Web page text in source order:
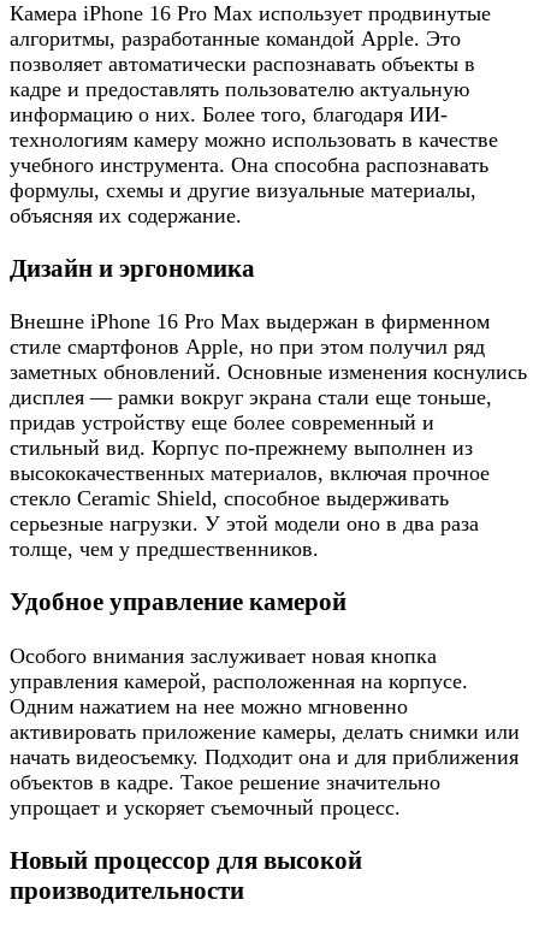
Камера iPhone 16 Pro Max использует продвинутые
алгоритмы, разработанные командой Apple. Это
позволяет автоматически распознавать объекты в
кадре и предоставлять пользователю актуальную
информацию о них. Более того, благодаря ИИ-
технологиям камеру можно использовать в качестве
учебного инструмента. Она способна распознавать
формулы, схемы и другие визуальные материалы,
объясняя их содержание.
Дизайн и эргономика
Внешне iPhone 16 Pro Max выдержан в фирменном
стиле смартфонов Apple, но при этом получил ряд
заметных обновлений. Основные изменения коснулись
дисплея — рамки вокруг экрана стали еще тоньше,
придав устройству еще более современный и
стильный вид. Корпус по-прежнему выполнен из
высококачественных материалов, включая прочное
стекло Ceramic Shield, способное выдерживать
серьезные нагрузки. У этой модели оно в два раза
толще, чем у предшественников.
Удобное управление камерой
Особого внимания заслуживает новая кнопка
управления камерой, расположенная на корпусе.
Одним нажатием на нее можно мгновенно
активировать приложение камеры, делать снимки или
начать видеосъемку. Подходит она и для приближения
объектов в кадре. Такое решение значительно
упрощает и ускоряет съемочный процесс.
Новый процессор для высокой
производительности